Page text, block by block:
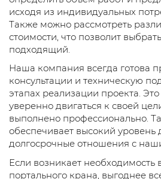
исходя из индивидуальных
Также можно рассмотреть
стоимости, что позволит
подходящий.
Наша компания всегда готова
консультации и техническую
этапах реализации проекта.
уверенно двигаться к своей
выполнено профессионально.
обеспечивает высокий уровень
долгосрочные отношения с
Если возникает необходимость
портального крана, выгоднее